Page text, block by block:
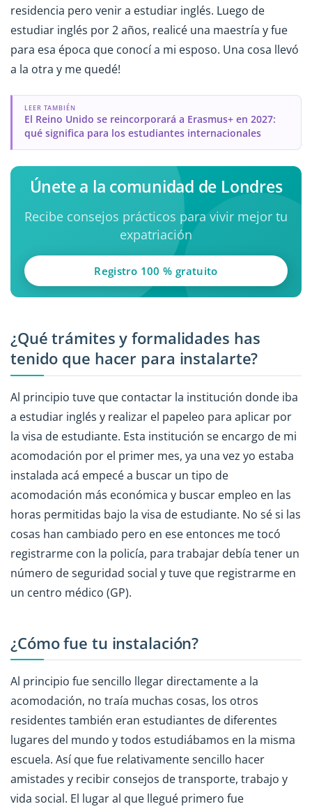
residencia pero venir a estudiar inglés. Luego de
estudiar inglés por 2 años, realicé una maestría y fue
para esa época que conocí a mi esposo. Una cosa llevó
a la otra y me quedé!
LEER TAMBIÉN
El Reino Unido se reincorporará a Erasmus+ en 2027:
qué significa para los estudiantes internacionales
Únete a la comunidad de Londres
Recibe consejos prácticos para vivir mejor tu
expatriación
Registro 100 % gratuito
¿Qué trámites y formalidades has
tenido que hacer para instalarte?
Al principio tuve que contactar la institución donde iba
a estudiar inglés y realizar el papeleo para aplicar por
la visa de estudiante. Esta institución se encargo de mi
acomodación por el primer mes, ya una vez yo estaba
instalada acá empecé a buscar un tipo de
acomodación más económica y buscar empleo en las
horas permitidas bajo la visa de estudiante. No sé si las
cosas han cambiado pero en ese entonces me tocó
registrarme con la policía, para trabajar debía tener un
número de seguridad social y tuve que registrarme en
un centro médico (GP).
¿Cómo fue tu instalación?
Al principio fue sencillo llegar directamente a la
acomodación, no traía muchas cosas, los otros
residentes también eran estudiantes de diferentes
lugares del mundo y todos estudiábamos en la misma
escuela. Así que fue relativamente sencillo hacer
amistades y recibir consejos de transporte, trabajo y
vida social. El lugar al que llegué primero fue